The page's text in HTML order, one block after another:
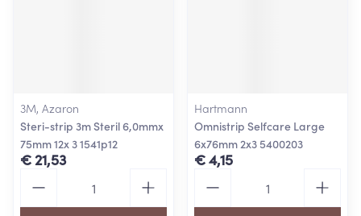
3M, Azaron
Steri-strip 3m Steril 6,0mmx
75mm 12x 3 1541p12
€ 21,53
Hartmann
Omnistrip Selfcare Large
6x76mm 2x3 5400203
€ 4,15